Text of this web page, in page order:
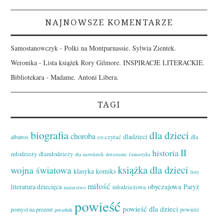
NAJNOWSZE KOMENTARZE
Samostanowczyk -Polki na Montparnassie. Sylwia Zientek.
Weronika -Lista książek Rory Gilmore. INSPIRACJE LITERACKIE.
Bibliotekara -Madame. Antoni Libera.
TAGI
albatros biografia choroba co czytać dladzieci dla dzieci dla
młodzieży dlamłodzieży dla nastolatek dorastanie fantastyka historiaII
wojna światowa klasyka komiks książka dla dzieci listy
literatura dziecięca malarstwo miłość młodzieżowa obyczajowa Paryż
pomysł na prezent poradnik powieść powieść dla dzieci powieść